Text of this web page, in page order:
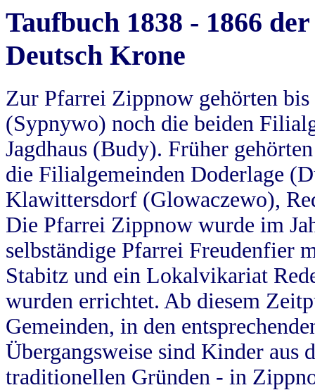
Taufbuch 1838 - 1866
Deutsch Krone
Zur Pfarrei Zippnow gehörten
(Sypnywo) noch die beiden
Jagdhaus (Budy). Früher
die Filialgemeinden Doderlage
Klawittersdorf (Glowaczewo),
Die Pfarrei Zippnow wurde im
selbständige Pfarrei Freudenfier
Stabitz und ein Lokalvikariat
wurden errichtet. Ab diesem
Gemeinden, in den
Übergangsweise sind Kinder aus
traditionellen Gründen - in